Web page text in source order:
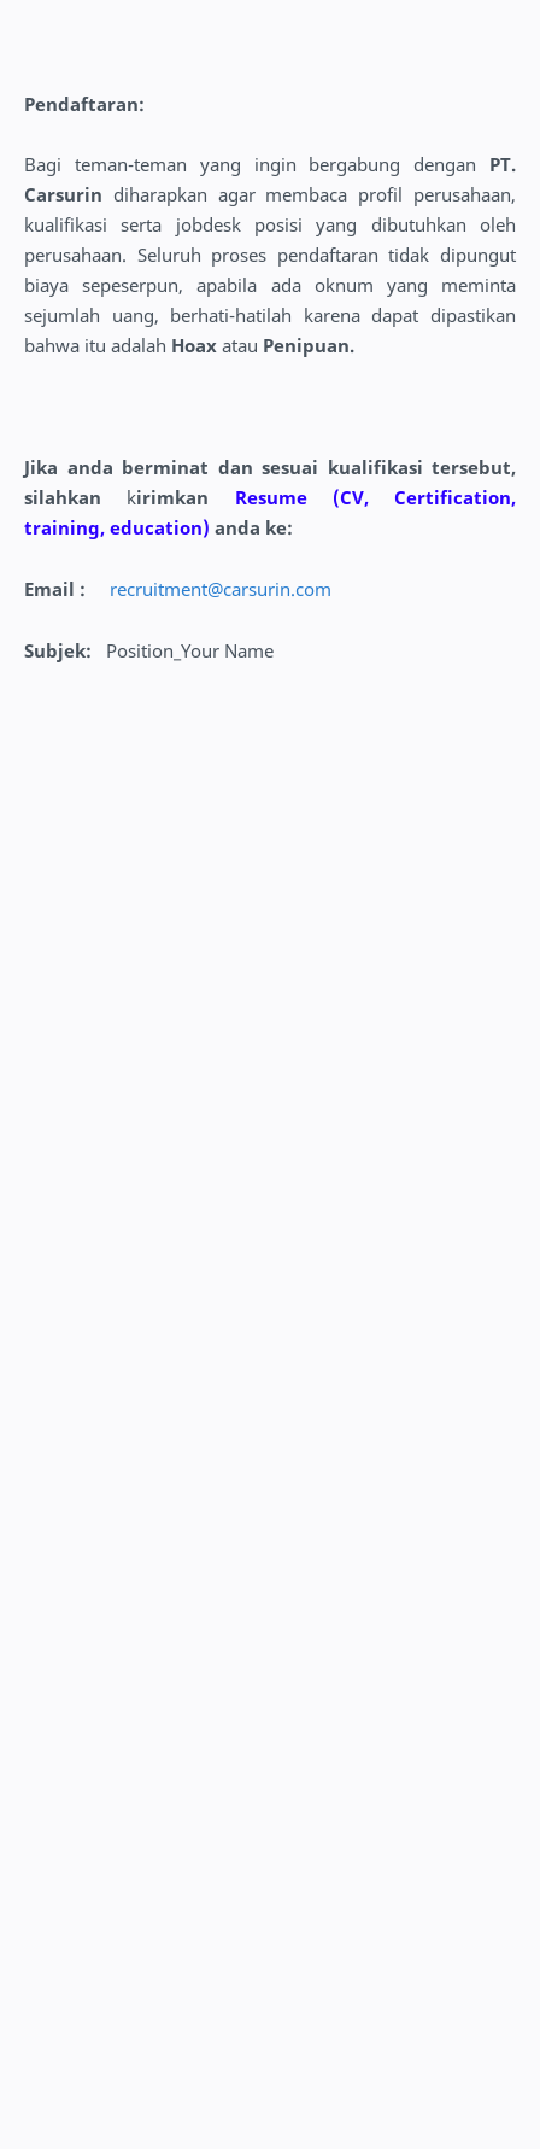
Pendaftaran:
Bagi teman-teman yang ingin bergabung dengan PT.
Carsurin diharapkan agar membaca profil perusahaan,
kualifikasi serta jobdesk posisi yang dibutuhkan oleh
perusahaan. Seluruh proses pendaftaran tidak dipungut
biaya sepeserpun, apabila ada oknum yang meminta
sejumlah uang, berhati-hatilah karena dapat dipastikan
bahwa itu adalah Hoax atau Penipuan.
Jika anda berminat dan sesuai kualifikasi tersebut,
silahkan kirimkan Resume (CV, Certification,
training, education) anda ke:
Email : recruitment@carsurin.com
Subjek: Position_Your Name